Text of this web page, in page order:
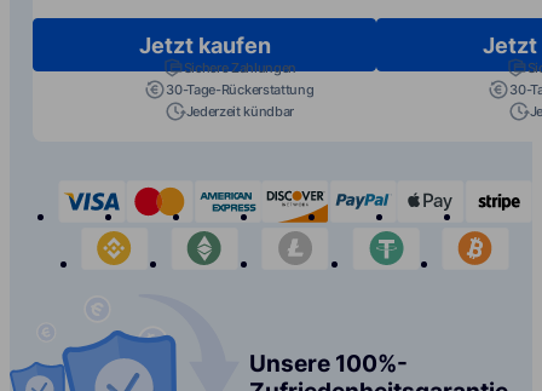
Jetzt kaufen
Sichere Zahlungen
30-Tage-Rückerstattung
Jederzeit kündbar
Jetzt
30-
visa mastercardamerican-express
discover paypal apple-
binance
etherium litecoin tether
Unsere 100%-